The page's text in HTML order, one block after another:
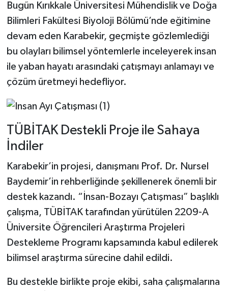
Bugün Kırıkkale Üniversitesi Mühendislik ve Doğa
Bilimleri Fakültesi Biyoloji Bölümü’nde eğitimine
devam eden Karabekir, geçmişte gözlemlediği
bu olayları bilimsel yöntemlerle inceleyerek insan
ile yaban hayatı arasındaki çatışmayı anlamayı ve
çözüm üretmeyi hedefliyor.
TÜBİTAK Destekli Proje ile Sahaya
İndiler
Karabekir’in projesi, danışmanı Prof. Dr. Nursel
Baydemir’in rehberliğinde şekillenerek önemli bir
destek kazandı. “İnsan-Bozayı Çatışması” başlıklı
çalışma, TÜBİTAK tarafından yürütülen 2209-A
Üniversite Öğrencileri Araştırma Projeleri
Destekleme Programı kapsamında kabul edilerek
bilimsel araştırma sürecine dahil edildi.
Bu destekle birlikte proje ekibi, saha çalışmalarına
Ulusal Haberler
Teknoloji Haberleri
Siyaset Haberleri
Dünya Haberleri
Haber Arşivi